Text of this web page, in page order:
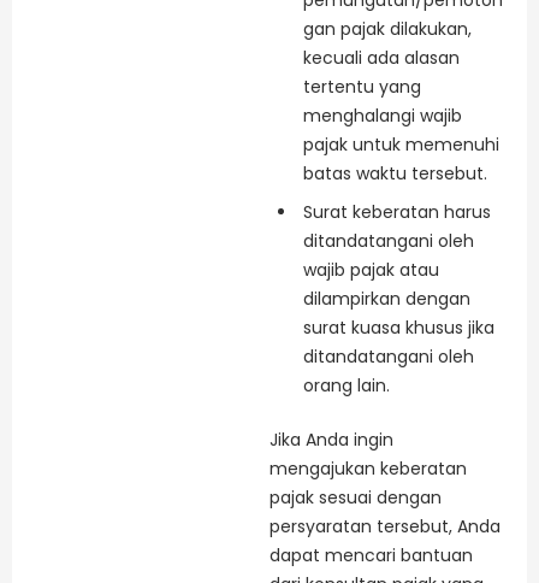
gan pajak dilakukan,
kecuali ada alasan
tertentu yang
menghalangi wajib
pajak untuk memenuhi
batas waktu tersebut.
Surat keberatan harus
ditandatangani oleh
wajib pajak atau
dilampirkan dengan
surat kuasa khusus jika
ditandatangani oleh
orang lain.
Jika Anda ingin
mengajukan keberatan
pajak sesuai dengan
persyaratan tersebut, Anda
dapat mencari bantuan